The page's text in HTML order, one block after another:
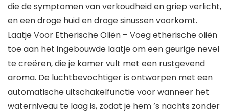
die de symptomen van verkoudheid en griep verlicht,
en een droge huid en droge sinussen voorkomt.
Laatje Voor Etherische Oliën – Voeg etherische oliën
toe aan het ingebouwde laatje om een geurige nevel
te creëren, die je kamer vult met een rustgevend
aroma. De luchtbevochtiger is ontworpen met een
automatische uitschakelfunctie voor wanneer het
waterniveau te laag is, zodat je hem ’s nachts zonder